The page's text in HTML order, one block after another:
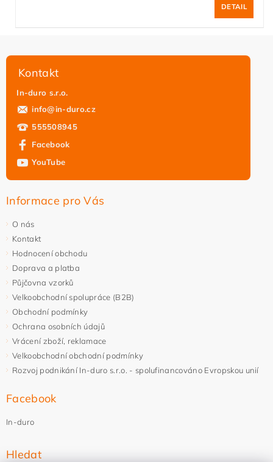
DETAIL
Kontakt
In-duro s.r.o.
info@in-duro.cz
555508945
Facebook
YouTube
Informace pro Vás
O nás
Kontakt
Hodnocení obchodu
Doprava a platba
Půjčovna vzorků
Velkoobchodní spolupráce (B2B)
Obchodní podmínky
Ochrana osobních údajů
Vrácení zboží, reklamace
Velkoobchodní obchodní podmínky
Rozvoj podnikání In-duro s.r.o. - spolufinancováno Evropskou unií
Facebook
In-duro
Hledat